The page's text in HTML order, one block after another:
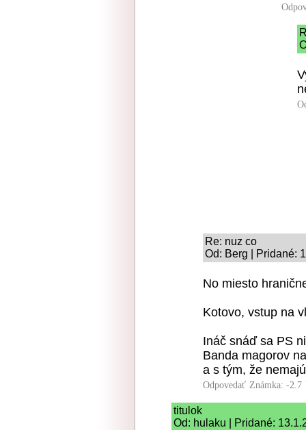
Re: nuz co
Od: Berg | Pridané:
No miesto
Kotovo, vstup na
Ináč snáď sa PS
Banda magorov
a s tým, že
Odpovedať Známka: -2.7
titulok
Od: hulaku | Pridané: